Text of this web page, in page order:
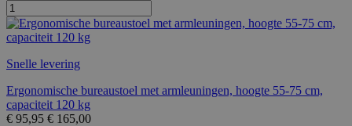
Snelle levering
Ergonomische bureaustoel met armleuningen, hoogte 55-75 cm,
capaciteit 120 kg
€ 95,95 € 165,00